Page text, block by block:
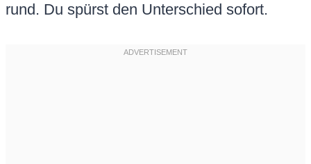
rund. Du spürst den Unterschied sofort.